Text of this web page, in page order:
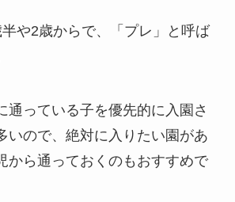
や2歳からで、「プレ」と呼ば
通っている子を優先的に入園さ
いので、絶対に入りたい園があ
から通っておくのもおすすめで